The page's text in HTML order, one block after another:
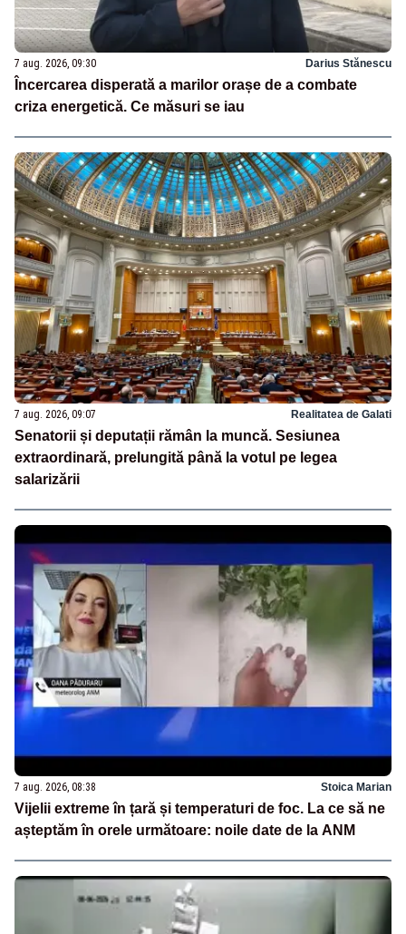
7 aug. 2026, 09:30 Darius Stănescu
Încercarea disperată a marilor orașe de a combate
criza energetică. Ce măsuri se iau
7 aug. 2026, 09:07 Realitatea de Galati
Senatorii și deputații rămân la muncă. Sesiunea
extraordinară, prelungită până la votul pe legea
salarizării
7 aug. 2026, 08:38 Stoica Marian
Vijelii extreme în țară și temperaturi de foc. La ce să ne
așteptăm în orele următoare: noile date de la ANM